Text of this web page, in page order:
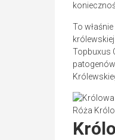
To
Topbuxus
Róża